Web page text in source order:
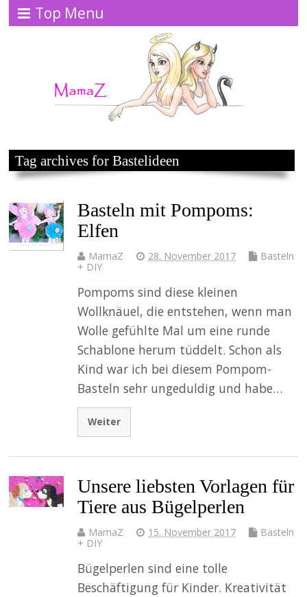
Top Menu
Tag archives for Bastelideen
Basteln mit Pompoms:
Elfen
MamaZ 28. November 2017
Basteln
+ DIY
Pompoms sind diese kleinen
Wollknäuel, die entstehen, wenn man
Wolle gefühlte Mal um eine runde
Schablone herum tüddelt. Schon als
Kind war ich bei diesem Pompom-
Basteln sehr ungeduldig und habe…
Weiter
Unsere liebsten Vorlagen für
Tiere aus Bügelperlen
MamaZ 15. November 2017
Basteln
+ DIY
Bügelperlen sind eine tolle
Beschäftigung für Kinder. Kreativität